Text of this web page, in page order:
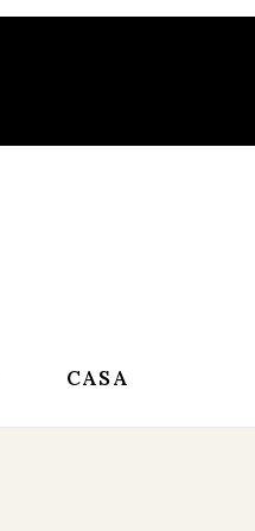
CASA